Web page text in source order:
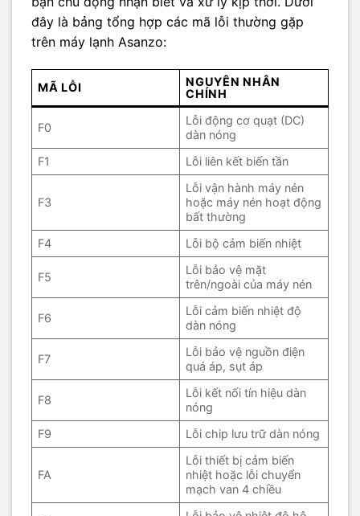
đây là bảng tổng hợp các mã lỗi thường gặp
trên máy lạnh Asanzo:
MÃ LỖI
NGUYÊN NHÂN
CHÍNH
F0
Lỗi động cơ quạt (DC)
dàn nóng
F1
Lỗi liên kết biến tần
F3
Lỗi vận hành máy nén
hoặc máy nén hoạt động
bất thường
F4
Lỗi bộ cảm biến nhiệt
F5
Lỗi bảo vệ mặt
trên/ngoài của máy nén
F6
Lỗi cảm biến nhiệt độ
dàn nóng
F7
Lỗi bảo vệ nguồn điện
quá áp, sụt áp
F8
Lỗi kết nối tín hiệu dàn
nóng
F9
Lỗi chip lưu trữ dàn nóng
FA
Lỗi thiết bị cảm biến
nhiệt hoặc lỗi chuyển
mạch van 4 chiều